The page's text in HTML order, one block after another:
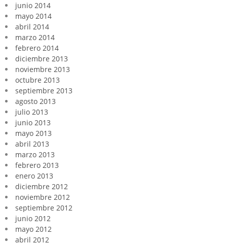
junio 2014
mayo 2014
abril 2014
marzo 2014
febrero 2014
diciembre 2013
noviembre 2013
octubre 2013
septiembre 2013
agosto 2013
julio 2013
junio 2013
mayo 2013
abril 2013
marzo 2013
febrero 2013
enero 2013
diciembre 2012
noviembre 2012
septiembre 2012
junio 2012
mayo 2012
abril 2012